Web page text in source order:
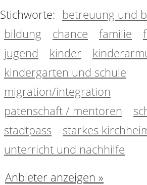
Stichworte: betreuung und
bildung
chance familie
jugend
kinder
kindergarten und schule
migration/integration
patenschaft / mentoren
stadtpass
starkes
unterricht und nachhilfe
Anbieter anzeigen »